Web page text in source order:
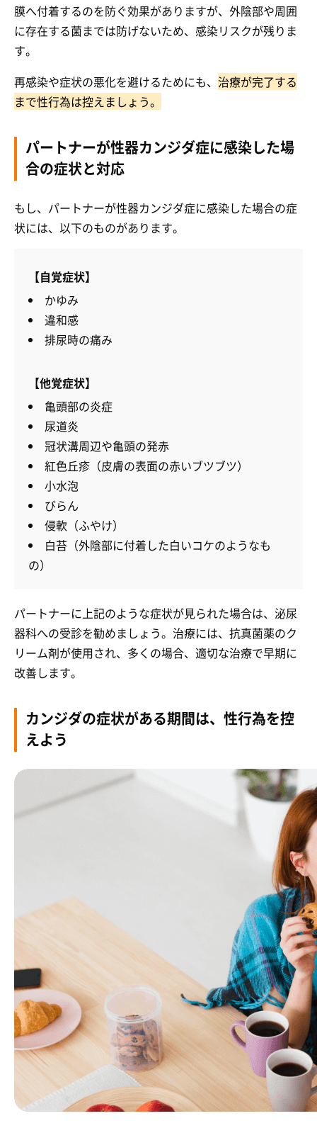
膜へ付着するのを防ぐ効果がありますが、外陰部や周囲
に存在する菌までは防げないため、感染リスクが残りま
す。
再感染や症状の悪化を避けるためにも、 治療が完了する
まで性行為は控えましょう。
パートナーが性器カンジダ症に感染した場
合の症状と対応
もし、パートナーが性器カンジダ症に感染した場合の症
状には、以下のものがあります。
【自覚症状】
かゆみ
違和感
排尿時の痛み
【他覚症状】
亀頭部の炎症
尿道炎
冠状溝周辺や亀頭の発赤
紅色丘疹（皮膚の表面の赤いブツブツ）
小水泡
びらん
侵軟（ふやけ）
白苔（外陰部に付着した白いコケのようなも
の）
パートナーに上記のような症状が見られた場合は、泌尿
器科への受診を勧めましょう。治療には、抗真菌薬のク
リーム剤が使用され、多くの場合、適切な治療で早期に
改善します。
カンジダの症状がある期間は、性行為を控
えよう